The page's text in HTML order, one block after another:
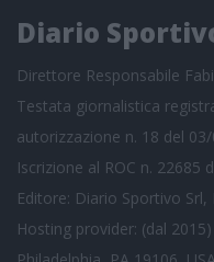
Diario
Direttore Responsabile
Testata giornalistica
autorizzazione n. 18 del
Iscrizione al ROC n. 22685
Editore: Diario Sportivo
Hosting provider: (dal